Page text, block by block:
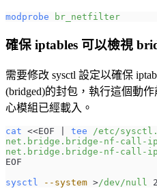
modprobe br_netfilter
確保 iptables 可以檢視
需要修改 sysctl 設定以確保
(bridged)的封包，執行這個動
心模組已經載入。
cat <<EOF tee /etc/
net.bridge.bridge-nf-call-
net.bridge.bridge-nf-call-
EOF
sysctl --system >/dev/null